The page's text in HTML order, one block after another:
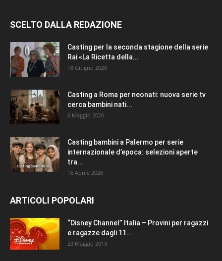
SCELTO DALLA REDAZIONE
Casting per la seconda stagione della serie
Rai «La Ricetta della...
18 Giugno 2026
Casting a Roma per neonati: nuova serie tv
cerca bambini nati...
6 Maggio 2026
Casting bambini a Palermo per serie
internazionale d’epoca: selezioni aperte
tra...
16 Aprile 2026
ARTICOLI POPOLARI
“Disney Channel” Italia – Provini per ragazzi
e ragazze dagli 11...
23 Maggio 2013